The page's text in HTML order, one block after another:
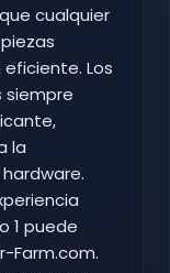
cualquier
Los
siempre
la
1 puede
Farm.com.